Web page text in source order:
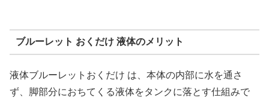
ブルーレット おくだけ 液体のメリット
液体ブルーレットおくだけ は、本体の内部に水を通さ
ず、脚部分におちてくる液体をタンクに落とす仕組みで